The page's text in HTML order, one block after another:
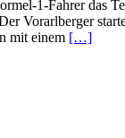
1-Fahrer das
Vorarlberger
mit einem […]